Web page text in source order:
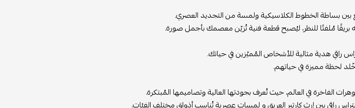
بين بساطة الخطوط الكلاسيكية ولمسة من التجديد العصري.
بريقًا مُلفتًا للنظر، ليُصبح قطعة فنية تُزيّن معصمك بأجمل صورة.
راقي هدية مثالية للأشخاص المُميّزين في حياتك.
لحظة مميزة في حياتهم.
الفاخرة في العالم، حيث تُعرف بجودتها العالية وتصاميمها المُبتكرة.
راقي بين إرث كارتير العريق و لمسات عصرية تُناسب أذواق مختلف الفئات.